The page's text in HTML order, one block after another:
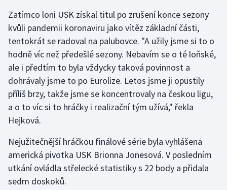
Házená
Jezdectví
Judo
Krasobruslení
Lezení
Moderní pětiboj
Motorsport
Zatímco loni USK získal titul po zrušení konce sezony
kvůli pandemii koronaviru jako vítěz základní části,
tentokrát se radoval na palubovce. "A užily jsme si to o
hodně víc než předešlé sezony. Nebavím se o té loňské,
ale i předtím to byla vždycky taková povinnost a
dohrávaly jsme to po Eurolize. Letos jsme ji opustily
příliš brzy, takže jsme se koncentrovaly na českou ligu,
a o to víc si to hráčky i realizační tým užívá," řekla
Hejková.
Nejužitečnější hráčkou finálové série byla vyhlášena
americká pivotka USK Brionna Jonesová. V posledním
utkání ovládla střelecké statistiky s 22 body a přidala
sedm doskoků.